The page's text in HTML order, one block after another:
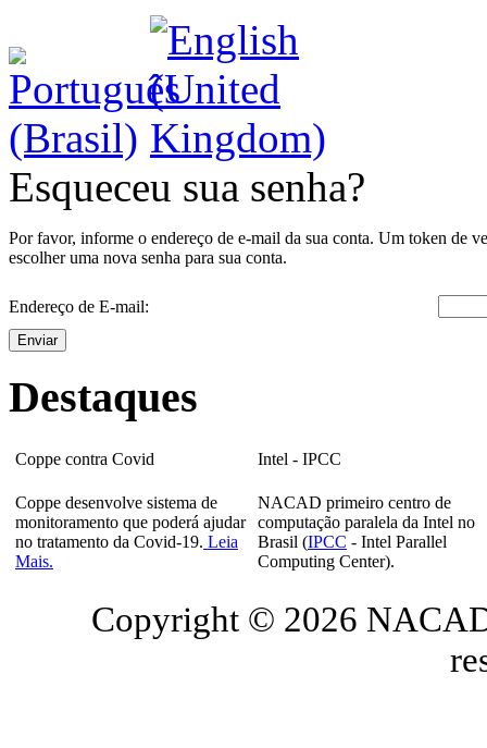
Esqueceu sua senha?
Por favor, informe o endereço de e-mail da sua conta. Um token de
escolher uma nova senha para sua conta.
Endereço de E-mail:
Enviar
Destaques
Coppe contra Covid
Coppe desenvolve sistema de
monitoramento que poderá ajudar
no tratamento da Covid-19. Leia
Mais.
Intel - IPCC
NACAD primeiro centro de
computação paralela da Intel no
Brasil (IPCC - Intel Parallel
Computing Center).
Copyright © 2026